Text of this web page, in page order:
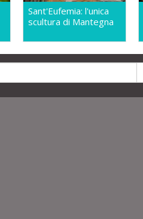
Sant'Eufemia: l'unica
scultura di Mantegna